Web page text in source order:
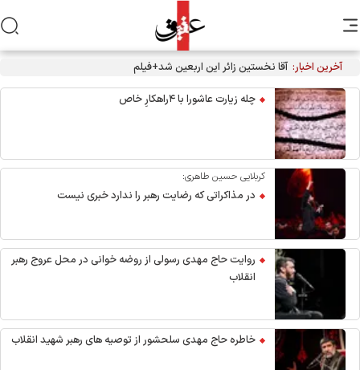
آخرین اخبار: آقا نخستین زائر این اربعین شد+فیلم
چله زیارت عاشورا با ۴راهکارِ خاص
کربلایی حسین طاهری:
در مذاکراتی که رضایت رهبر را ندارد خبری نیست
روایت حاج مهدی رسولی از روضه خوانی در محل عروج رهبر
انقلاب
خاطره حاج مهدی سلحشور از توصیه های رهبر شهید انقلاب